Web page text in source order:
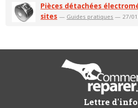
Pièces détachées
sites — Guides pratiques — 27/
Lettre d'info